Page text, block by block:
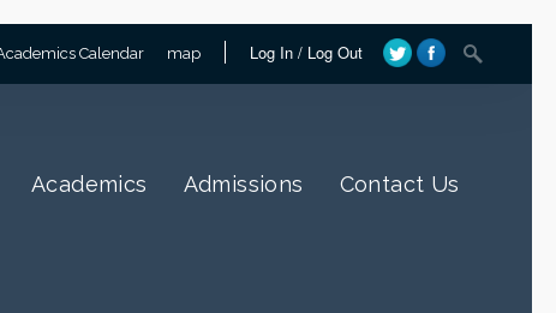
Calendar map Log In/ Log Out
Academics Admissions Contact Us